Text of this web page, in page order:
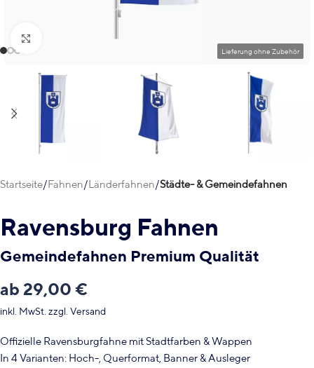
Klick zum Vergrößern
Startseite Fahnen Länderfahnen Städte- & Gemeindefahnen
Ravensburg Fahnen
Gemeindefahnen Premium Qualität
ab 29,00 €
inkl. MwSt. zzgl. Versand
Offizielle Ravensburgfahne mit Stadtfarben & Wappen
In 4 Varianten: Hoch-, Querformat, Banner & Ausleger